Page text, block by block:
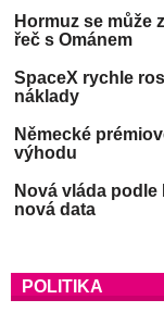
Hormuz se může
řeč s Ománem
SpaceX rychle
náklady
Německé
výhodu
Nová vláda
nová data
POLITIKA